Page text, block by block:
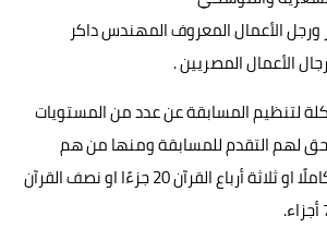
ورجل الأعمال المعروف المهندس داكر
الأعمال المصريين .
لتنظيم المسابقة عن عدد من المستويات
لهم التقدم للمسابقة ومنها من هم
حفظة القرآن الكريم كاملًا او ثلاثة أرباع القرآن 20 جزءًا او نصف القرآن